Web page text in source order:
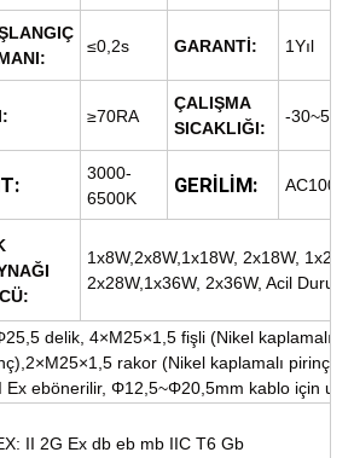
≤0,2s GARANTİ: 1Yıl
≥70RA
ÇALIŞMA
SICAKLIĞI:
-
3000-
6500K
GERİLİM:
1x8W,2x8W,1x18W, 2x18W,
2x28W,1x36W, 2x36W, Acil Durum
delik, 4×M25×1,5 fişli (Nikel kaplamalı
2×M25×1,5 rakor (Nikel kaplamalı pirinç)
Ex ebönerilir, Φ12,5~Φ20,5mm kablo için
II 2G Ex db eb mb IIC T6 Gb